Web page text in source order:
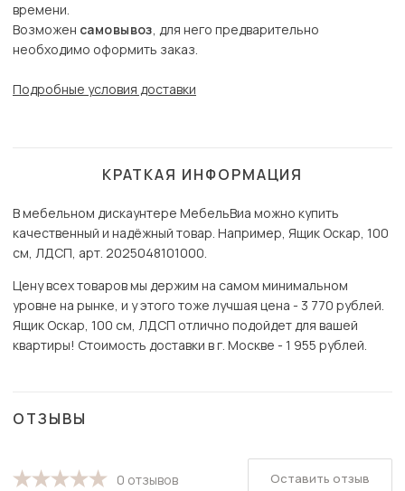
времени.
Возможен самовывоз, для него предварительно
необходимо оформить заказ.
Подробные условия доставки
КРАТКАЯ ИНФОРМАЦИЯ
В мебельном дискаунтере МебельВиа можно купить
качественный и надёжный товар. Например, Ящик Оскар, 100
см, ЛДСП, арт. 2025048101000.
Цену всех товаров мы держим на самом минимальном
уровне на рынке, и у этого тоже лучшая цена - 3 770 рублей.
Ящик Оскар, 100 см, ЛДСП отлично подойдет для вашей
квартиры! Стоимость доставки в г. Москве - 1 955 рублей.
ОТЗЫВЫ
0 отзывов Оставить отзыв